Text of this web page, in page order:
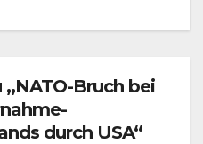
Bruch bei
durch USA“